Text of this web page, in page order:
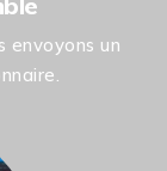
envoyons un